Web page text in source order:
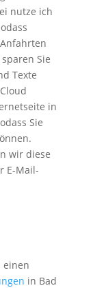
nutze ich
Sie
Texte
in
Sie
wir diese
E-Mail-
einen
in Bad